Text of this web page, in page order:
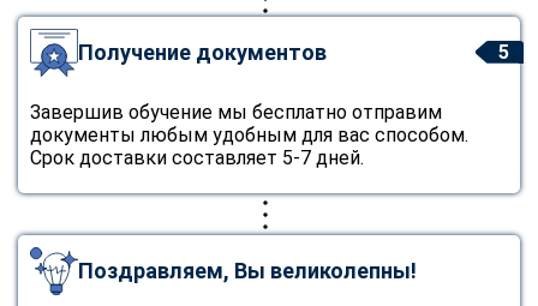
5
Получение документов
Завершив обучение мы бесплатно отправим
документы любым удобным для вас способом.
Срок доставки составляет 5-7 дней.
Поздравляем, Вы великолепны!